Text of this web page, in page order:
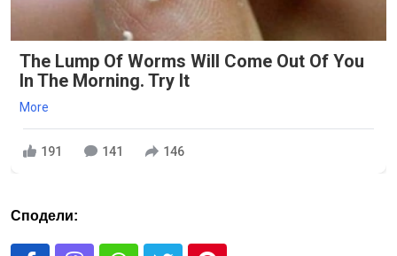
The Lump Of Worms Will Come Out Of You
In The Morning. Try It
More
191 141 146
Сподели: